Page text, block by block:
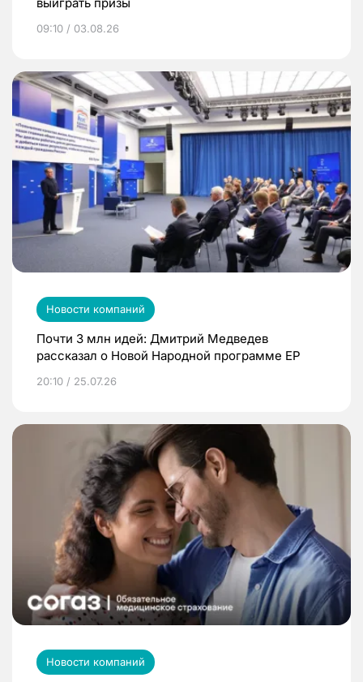
09:10 / 03.08.26
Новости компаний
Почти 3 млн идей: Дмитрий Медведев
рассказал о Новой Народной программе ЕР
20:10 / 25.07.26
Новости компаний